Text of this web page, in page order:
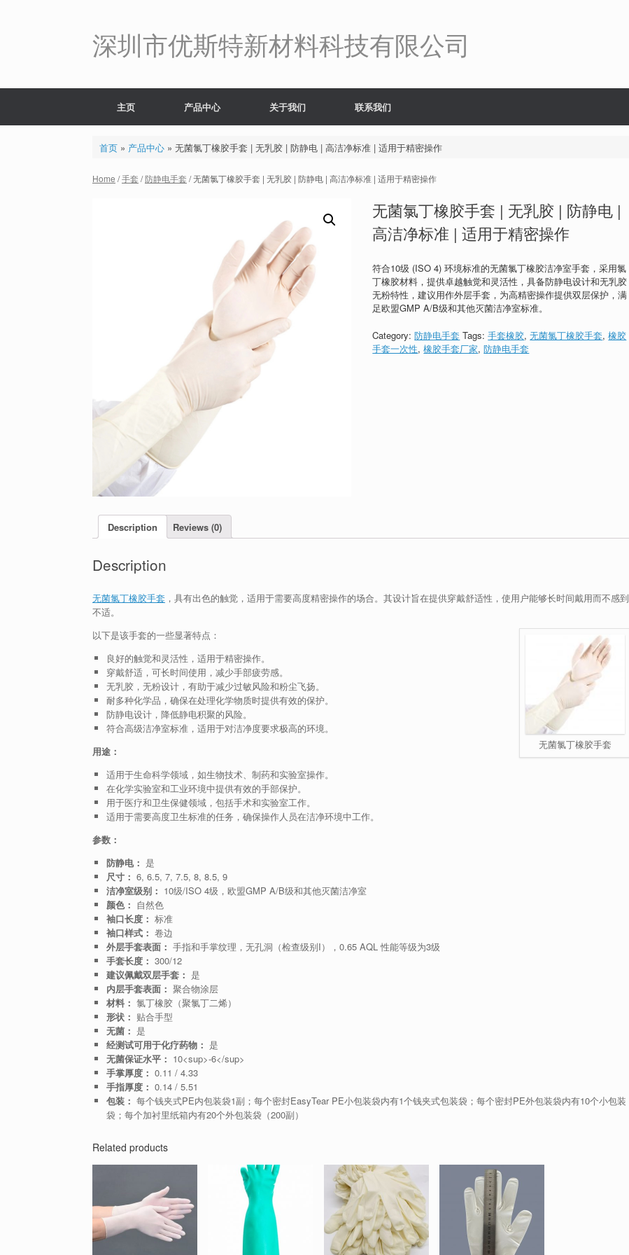
深圳市优斯特新材料科技有限公司
主页 产品中心 关于我们 联系我们
首页» 产品中心» 无菌氯丁橡胶手套 | 无乳胶 | 防静电 | 高洁净标准 | 适用于精密操作
Home /手套 /防静电手套 / 无菌氯丁橡胶手套 | 无乳胶 | 防静电 | 高洁净标准 | 适用于精密操作
无菌氯丁橡胶手套 | 无乳胶 | 防静电 |
高洁净标准 | 适用于精密操作
符合10级 (ISO 4) 环境标准的无菌氯丁橡胶洁净室手套，采用氯
丁橡胶材料，提供卓越触觉和灵活性，具备防静电设计和无乳胶
无粉特性，建议用作外层手套，为高精密操作提供双层保护，满
足欧盟GMP A/B级和其他灭菌洁净室标准。
Category:防静电手套 Tags:手套橡胶,无菌氯丁橡胶手套,橡胶
手套一次性,橡胶手套厂家,防静电手套
Description Reviews (0)
Description
无菌氯丁橡胶手套 ，具有出色的触觉，适用于需要高度精密操作的场合。其设计旨在提供穿戴舒适性，使用户能够长时间戴用而不感到
不适。
无菌氯丁橡胶手套
以下是该手套的一些显著特点：
良好的触觉和灵活性，适用于精密操作。
穿戴舒适，可长时间使用，减少手部疲劳感。
无乳胶，无粉设计，有助于减少过敏风险和粉尘飞扬。
耐多种化学品，确保在处理化学物质时提供有效的保护。
防静电设计，降低静电积聚的风险。
符合高级洁净室标准，适用于对洁净度要求极高的环境。
用途：
适用于生命科学领域，如生物技术、制药和实验室操作。
在化学实验室和工业环境中提供有效的手部保护。
用于医疗和卫生保健领域，包括手术和实验室工作。
适用于需要高度卫生标准的任务，确保操作人员在洁净环境中工作。
参数：
防静电： 是
尺寸： 6, 6.5, 7, 7.5, 8, 8.5, 9
洁净室级别： 10级/ISO 4级，欧盟GMP A/B级和其他灭菌洁净室
颜色： 自然色
袖口长度： 标准
袖口样式： 卷边
外层手套表面： 手指和手掌纹理，无孔洞（检查级别I），0.65 AQL 性能等级为3级
手套长度： 300/12
建议佩戴双层手套： 是
内层手套表面： 聚合物涂层
材料： 氯丁橡胶（聚氯丁二烯）
形状： 贴合手型
无菌： 是
经测试可用于化疗药物： 是
无菌保证水平： 10<sup>-6</sup>
手掌厚度： 0.11 / 4.33
手指厚度： 0.14 / 5.51
包装： 每个钱夹式PE内包装袋1副；每个密封EasyTear PE小包装袋内有1个钱夹式包装袋；每个密封PE外包装袋内有10个小包装
袋；每个加衬里纸箱内有20个外包装袋（200副）
Related products